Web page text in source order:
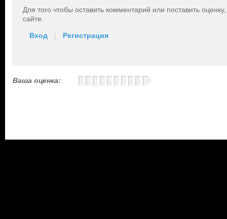
Для того чтобы оставить комментарий или поставить
сайте.
Вход | Регистрация
Ваша оценка: